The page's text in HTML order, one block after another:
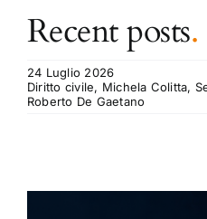
Recent posts.
24 Luglio 2026
Diritto civile, Michela Colitta,
Roberto De Gaetano